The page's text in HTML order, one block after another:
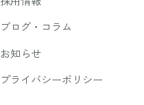
ブログ・コラム
お知らせ
プライバシーポリシー